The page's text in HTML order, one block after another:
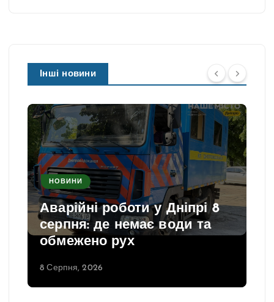
Інші новини
НОВИНИ
Аварійні роботи у Дніпрі 8
серпня: де немає води та
обмежено рух
8 Серпня, 2026